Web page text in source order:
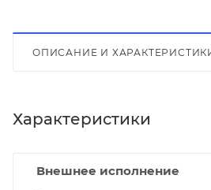
ОПИСАНИЕ И
Характеристики
Внешнее исполнение